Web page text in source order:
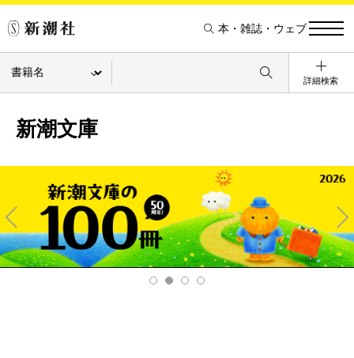
本・雑誌・ウェブ
詳細検索
新潮文庫
Pre
v
Ne
xt